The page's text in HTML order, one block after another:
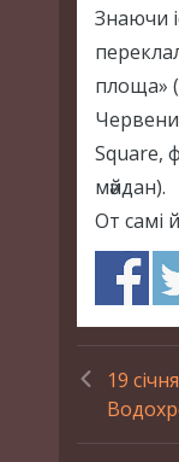
Знаючи
площа»
Square,
мәйдан).
От самі
19